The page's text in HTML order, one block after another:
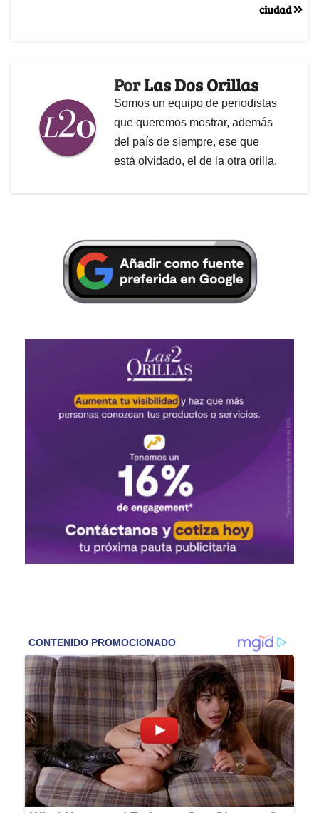
ciudad
PorLas Dos Orillas
Somos un equipo de periodistas
que queremos mostrar, además
del país de siempre, ese que
está olvidado, el de la otra orilla.